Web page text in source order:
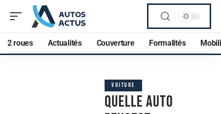
2 roues Actualités Couverture Formalités
VOITURE
Quelle auto